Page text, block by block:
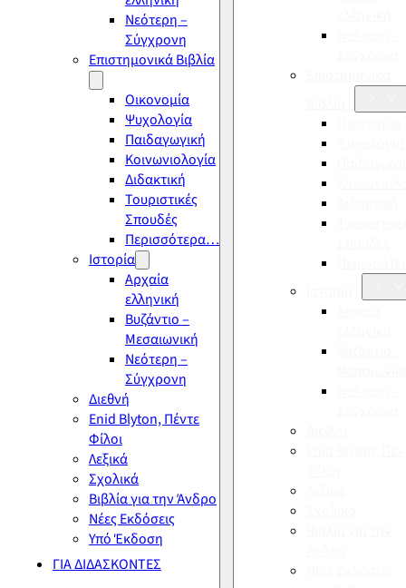
Νεότερη –
Σύγχρονη
Επιστημονικά Βιβλία
Οικονομία
Ψυχολογία
Παιδαγωγική
Κοινωνιολογία
Διδακτική
Τουριστικές
Σπουδές
Περισσότερα…
Ιστορία
Αρχαία
ελληνική
Βυζάντιο –
Μεσαιωνική
Νεότερη –
Σύγχρονη
Διεθνή
Enid Blyton, Πέντε
Φίλοι
Λεξικά
Σχολικά
Βιβλία για την Άνδρο
Νέες Εκδόσεις
Υπό Έκδοση
ΓΙΑ ΔΙΔΑΣΚΟΝΤΕΣ